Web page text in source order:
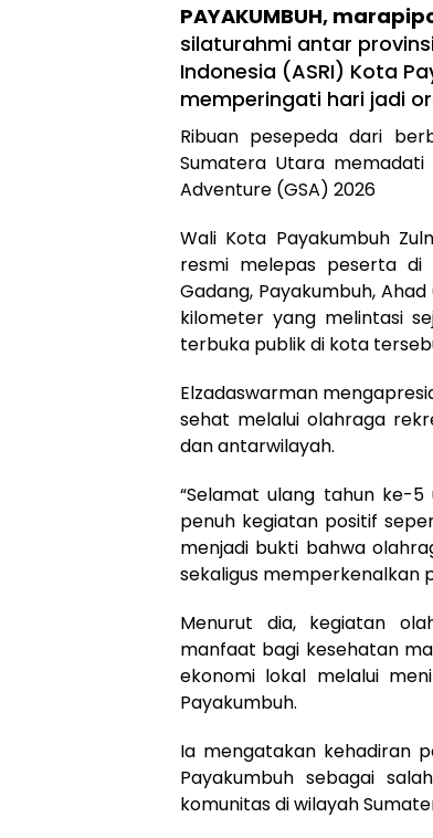
PAYAKUMBUH,
silaturahmi antar
Indonesia (ASRI) Kota
memperingati hari jadi
Ribuan pesepeda dari
Sumatera Utara memadati
Adventure (GSA) 2026
Wali Kota Payakumbuh
resmi melepas peserta di
Gadang, Payakumbuh,
kilometer yang melintasi
terbuka publik di kota
Elzadaswarman
sehat melalui olahraga
dan antarwilayah.
“Selamat ulang tahun ke-5
penuh kegiatan positif
menjadi bukti bahwa
sekaligus memperkenalkan
Menurut dia, kegiatan
manfaat bagi kesehatan
ekonomi lokal melalui
Payakumbuh.
Ia mengatakan kehadiran
Payakumbuh sebagai
komunitas di wilayah